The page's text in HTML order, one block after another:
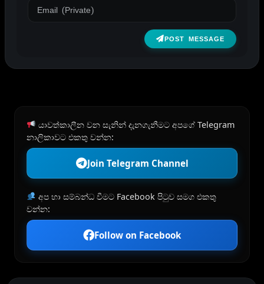
POST MESSAGE
යාවත්කාලීන වන සැනින් දැනගැනීමට අපගේ Telegram
නාලිකාවට එකතු වන්න:
Join Telegram Channel
අප හා සම්බන්ධ වීමට Facebook පිටුව සමග එකතු
වන්න:
Follow on Facebook